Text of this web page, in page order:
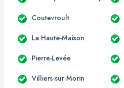
Coutevroult
La Haute-Maison
Pierre-Levée
Villiers-sur-Morin